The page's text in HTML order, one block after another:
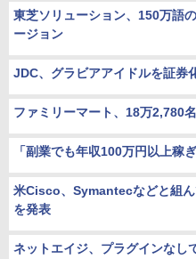
東芝ソリューション、150万語
ージョン
JDC、グラビアアイドルを証券
ファミリーマート、18万2,780
「副業でも年収100万円以上稼
米Cisco、Symantecなどと組
を発表
ネットエイジ、プラグインなし